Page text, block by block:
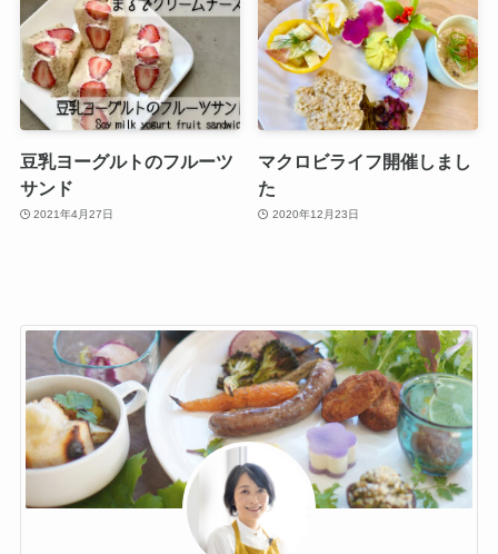
豆乳ヨーグルトのフルーツ
サンド
2021年4月27日
マクロビライフ開催しまし
た
2020年12月23日